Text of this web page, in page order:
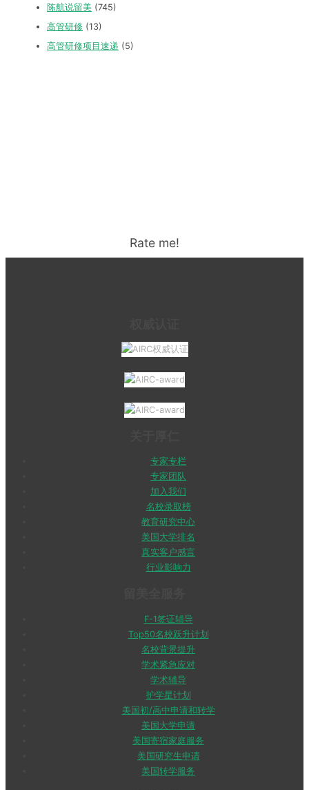
陈航说留美 (745)
高管研修 (13)
高管研修项目速递 (5)
Rate me!
专家专栏
专家团队
加入我们
名校录取榜
教育研究中心
美国大学排名
真实客户感言
行业影响力
F-1签证辅导
Top50名校跃升计划
名校背景提升
学术紧急应对
学术辅导
护学星计划
美国初/高中申请和转学
美国大学申请
美国寄宿家庭服务
美国研究生申请
美国转学服务